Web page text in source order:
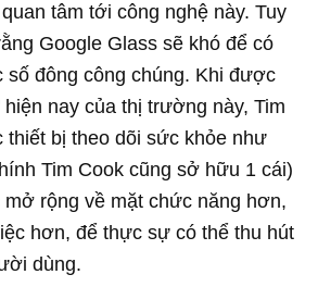
tâm tới công nghệ này. Tuy
Google Glass sẽ khó để có
số đông công chúng. Khi được
hiện nay của thị trường này, Tim
thiết bị theo dõi sức khỏe như
Tim Cook cũng sở hữu 1 cái)
rộng về mặt chức năng hơn,
hơn, để thực sự có thể thu hút
dùng.